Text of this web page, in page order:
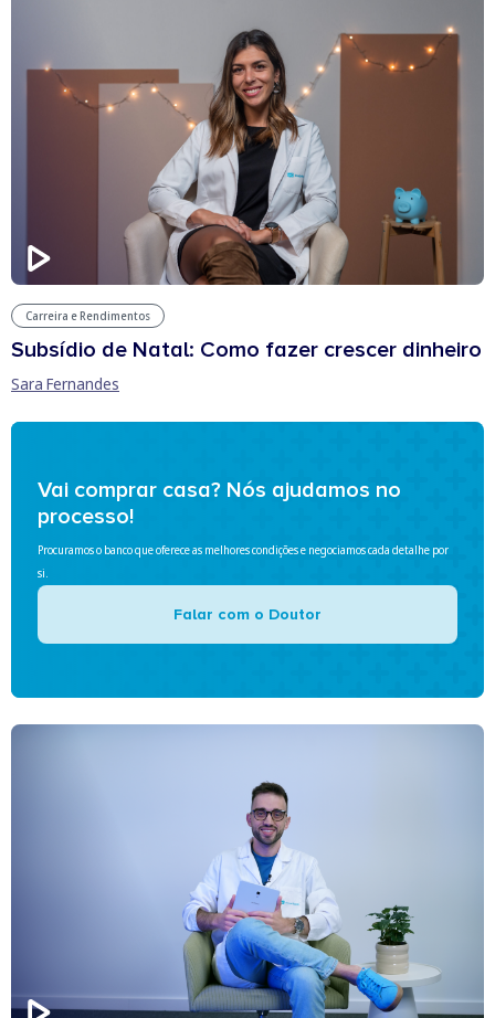
Carreira e Rendimentos
Subsídio de Natal: Como fazer crescer dinheiro
Sara Fernandes
Vai comprar casa? Nós ajudamos no
processo!
Procuramos o banco que oferece as melhores condições e negociamos cada detalhe por
si.
Falar com o Doutor